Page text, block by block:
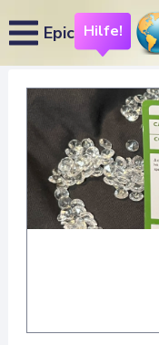
Epic Hilfe!